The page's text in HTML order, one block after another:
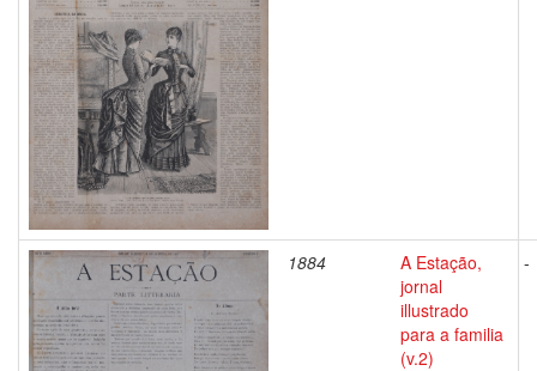
1884
A Estação,
jornal
illustrado
para a familia
(v.2)
-